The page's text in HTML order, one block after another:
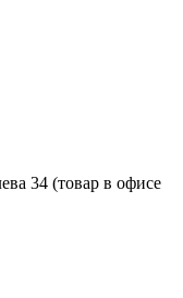
34 (товар в офисе